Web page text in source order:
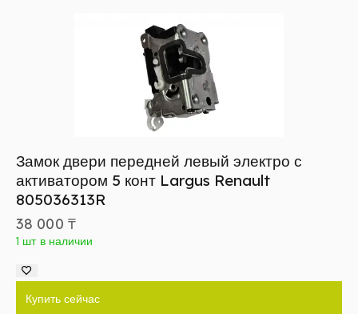
Замок двери передней левый электро с
активатором 5 конт Largus Renault
805036313R
38 000 ₸
1 шт в наличии
Купить сейчас